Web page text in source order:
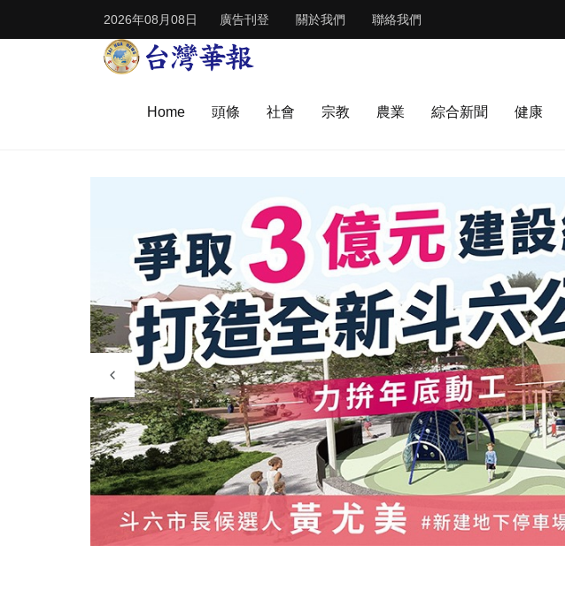
2026年08月08日 廣告刊登 關於我們 聯絡我們
Home 頭條 社會 宗教 農業 綜合新聞 健康